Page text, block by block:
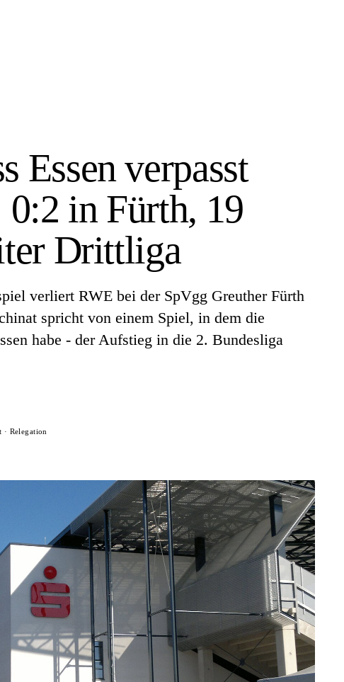
Essen verpasst
in Fürth, 19
Drittliga
verliert RWE bei der SpVgg Greuther Fürth
spricht von einem Spiel, in dem die
habe - der Aufstieg in die 2. Bundesliga
Relegation